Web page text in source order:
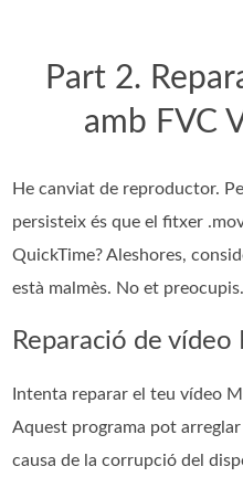
Part 2.
amb FVC
He canviat de reproductor.
persisteix és que el fitxer
QuickTime? Aleshores,
està malmès. No et
Reparació de vídeo
Intenta reparar el teu vídeo
Aquest programa pot arreglar
causa de la corrupció del